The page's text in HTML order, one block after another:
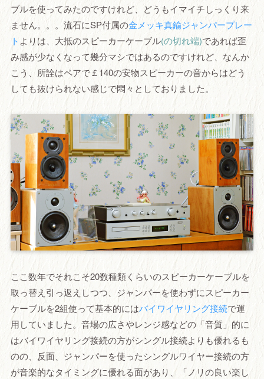
ブルを使ってみたのですけれど、どうもイマイチしっくり来
ません。。。流石にSP付属の金メッキ真鍮ジャンパープレー
ト よりは、大抵のスピーカーケーブル(の切れ端)であれば歪
み感が少なくなって幾分マシではあるのですけれど、なんか
こう、所詮はペアで￡140の安物スピーカーの音からはどう
しても抜けられない感じで悶々としておりました。
ここ数年でそれこそ20数種類くらいのスピーカーケーブルを
取っ替え引っ返えしつつ、ジャンパーを使わずにスピーカー
ケーブルを2組使って基本的にはバイワイヤリング接続で運
用していました。音場の広さやレンジ感などの「音質」的に
はバイワイヤリング接続の方がシングル接続よりも優れるも
のの、反面、ジャンパーを使ったシングルワイヤー接続の方
が音楽的なタイミングに優れる面があり、「ノリの良い楽し